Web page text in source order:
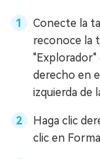
Conecte la
reconoce la
"Explorador"
derecho en
izquierda de
Haga clic
clic en